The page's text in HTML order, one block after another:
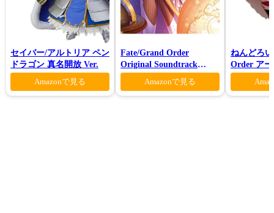
セイバー/アルトリア ペン
ドラゴン 真名開放 Ver.
Amazonで見る
Fate/Grand Order
Original Soundtrack
VI(初回仕様限定盤)
Amazonで見る
ねんどろ
Order ア
ァン シー